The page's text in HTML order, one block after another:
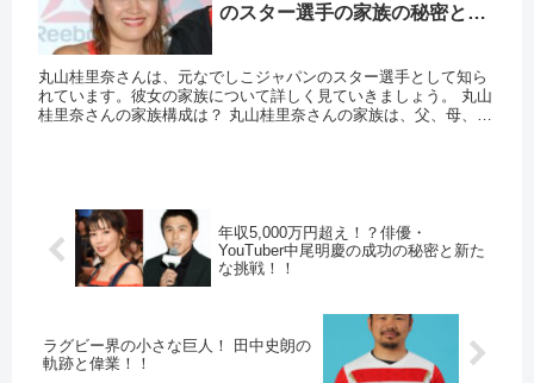
のスター選手の家族の秘密と
丸山桂里奈さんは、元なでしこジャパンのスター選手として知ら
れています。彼女の家族について詳しく見ていきましょう。 丸山
桂里奈さんの家族構成は？ 丸山桂里奈さんの家族は、父、母、
年収5,000万円超え！？俳優・
YouTuber中尾明慶の成功の秘密と新た
な挑戦！！
ラグビー界の小さな巨人！ 田中史朗の
軌跡と偉業！！